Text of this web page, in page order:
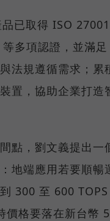
已取得 ISO
多項認證，並滿
法規遵循需求；累
置，協助企業打造
點，劉文義提出一
地端應用若要順暢
300 至 600
價格要落在新台幣